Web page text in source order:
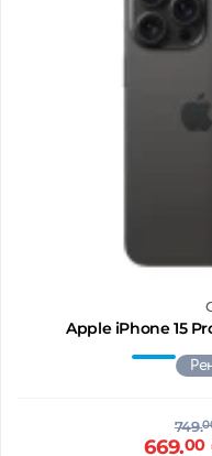
Apple iPhone 15
749.
669.00